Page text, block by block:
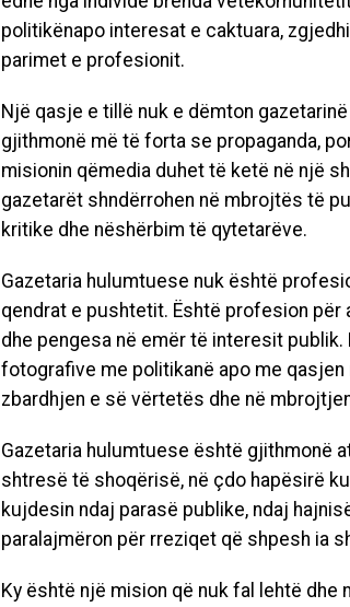
politikënapo interesat e caktuara,
parimet e profesionit.
Një qasje e tillë nuk e dëmton gazetarinë
gjithmonë më të forta se propaganda,
misionin qëmedia duhet të ketë në një
gazetarët shndërrohen në mbrojtës të
kritike dhe nëshërbim të qytetarëve.
Gazetaria hulumtuese nuk është
qendrat e pushtetit. Është profesion për
dhe pengesa në emër të interesit
fotografive me politikanë apo me
zbardhjen e së vërtetës dhe në
Gazetaria hulumtuese është gjithmonë
shtresë të shoqërisë, në çdo hapësirë
kujdesin ndaj parasë publike, ndaj
paralajmëron për rreziqet që shpesh ia
Ky është një mision që nuk fal lehtë dhe